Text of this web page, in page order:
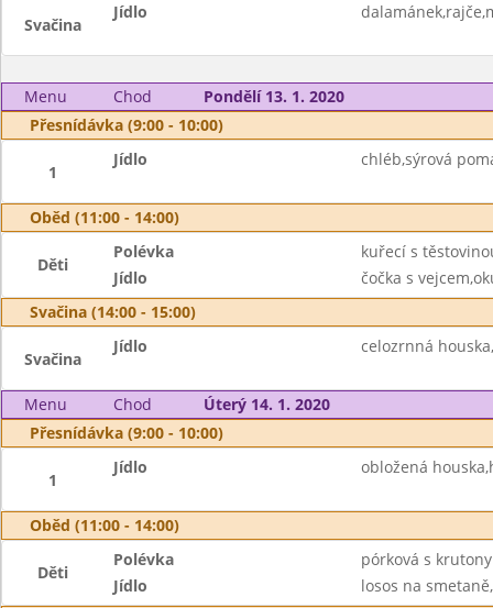
Svačina
Jídlo
Menu Chod
Pondělí 13. 1. 2020
Přesnídávka (9:00 - 10:00)
1
Jídlo chléb,sýrová
Oběd (11:00 - 14:00)
Děti
Polévka
kuřecí s
Jídlo
čočka s
Svačina (14:00 - 15:00)
Svačina
Jídlo celozrnná
Menu Chod
Úterý 14. 1. 2020
Přesnídávka (9:00 - 10:00)
1
Jídlo obložená
Oběd (11:00 - 14:00)
Děti
Polévka
pórková s krutony
Jídlo
losos na